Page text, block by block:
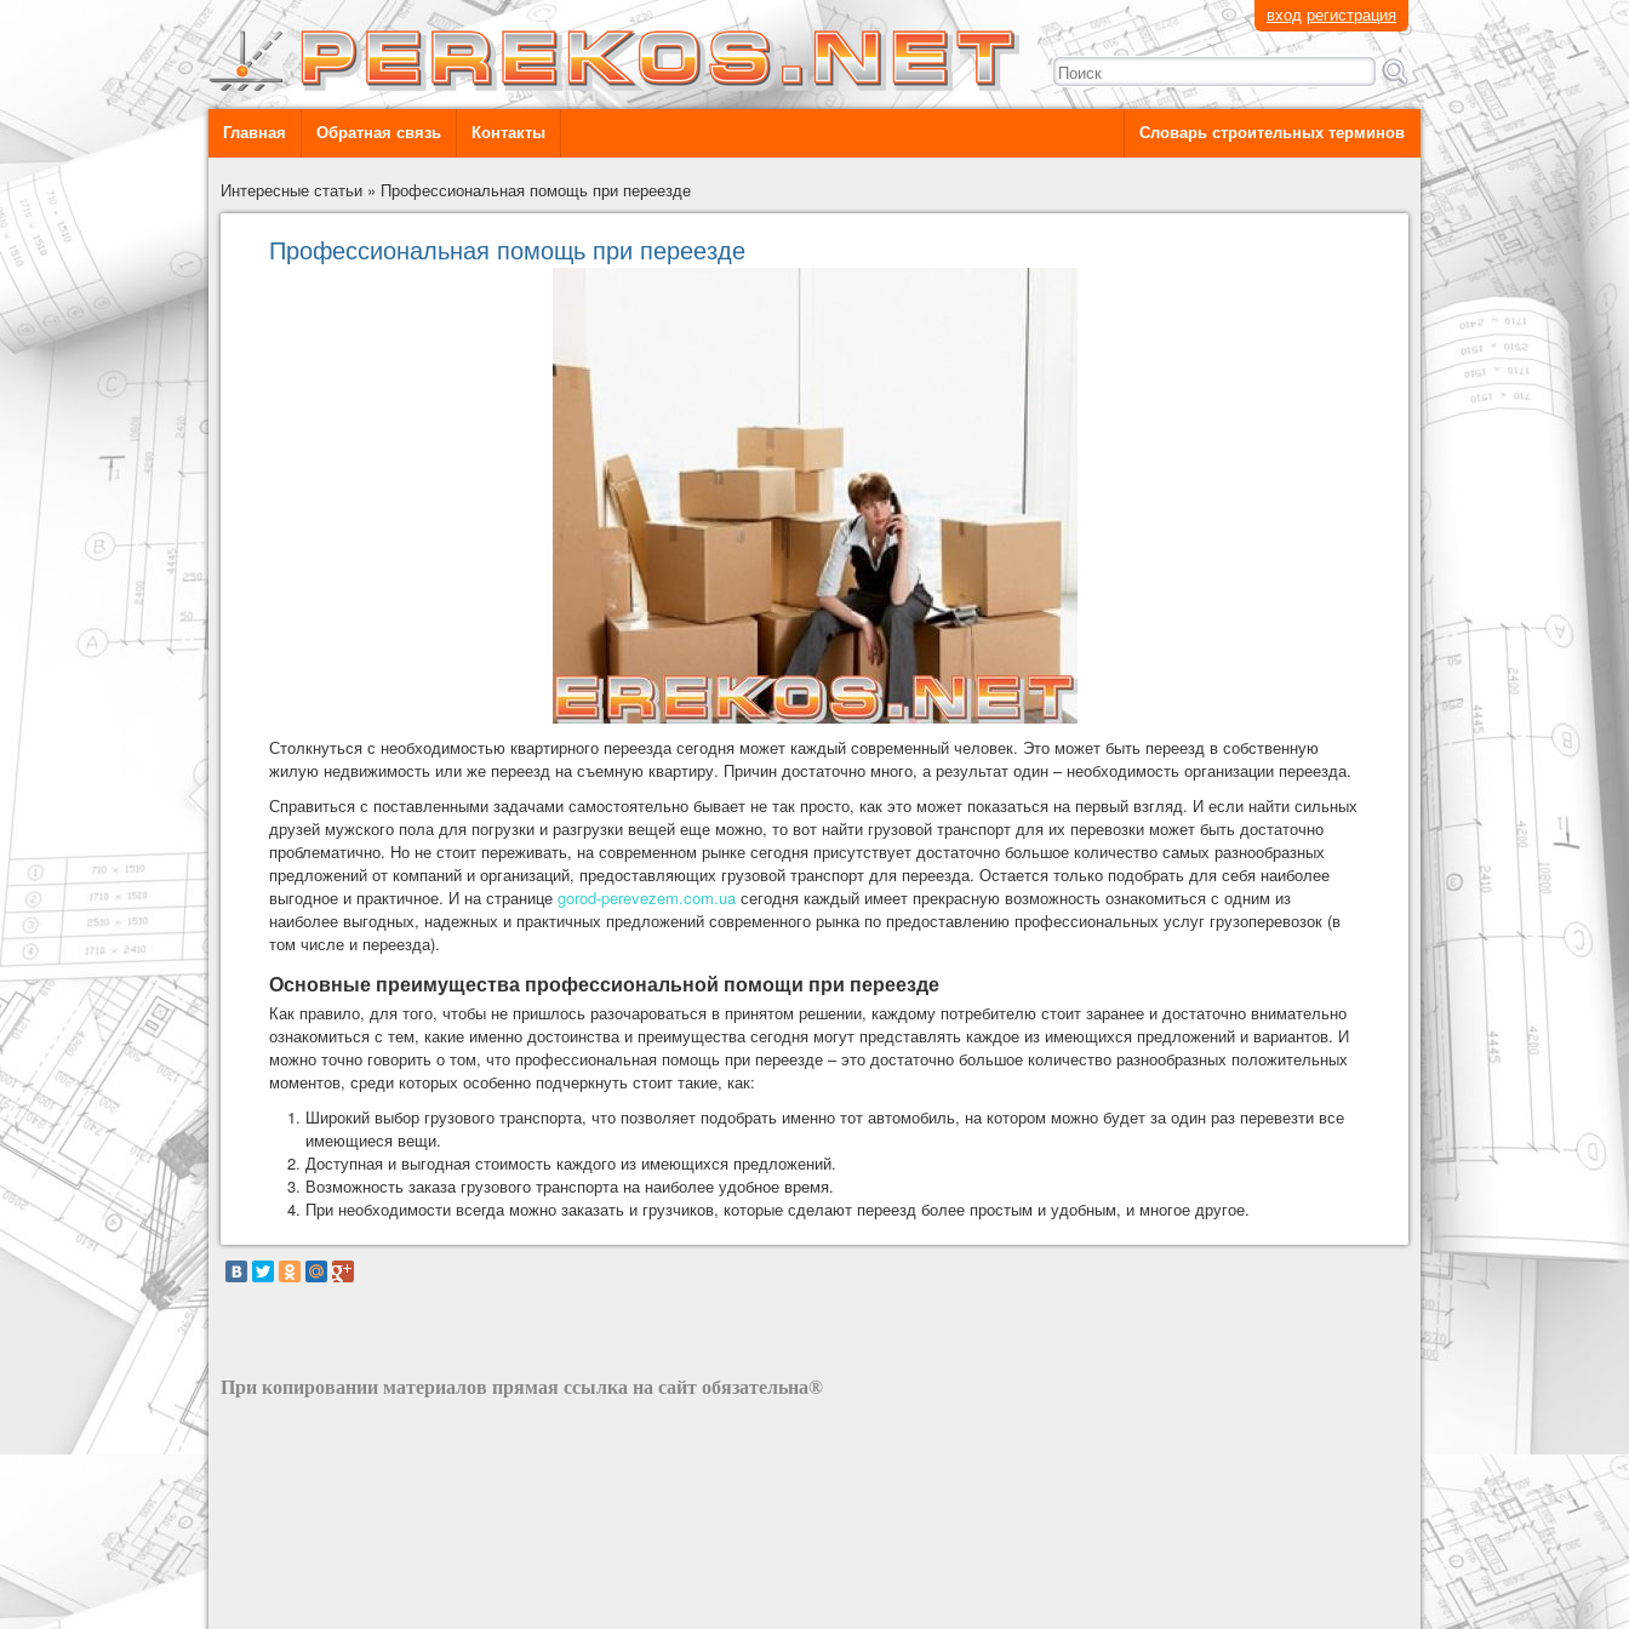
вход регистрация
Главная Обратная связь Контакты Словарь строительных терминов
Интересные статьи » Профессиональная помощь при переезде
Профессиональная помощь при переезде
Столкнуться с необходимостью квартирного переезда сегодня может каждый современный человек. Это может быть переезд в собственную
жилую недвижимость или же переезд на съемную квартиру. Причин достаточно много, а результат один – необходимость организации переезда.
Справиться с поставленными задачами самостоятельно бывает не так просто, как это может показаться на первый взгляд. И если найти сильных
друзей мужского пола для погрузки и разгрузки вещей еще можно, то вот найти грузовой транспорт для их перевозки может быть достаточно
проблематично. Но не стоит переживать, на современном рынке сегодня присутствует достаточно большое количество самых разнообразных
предложений от компаний и организаций, предоставляющих грузовой транспорт для переезда. Остается только подобрать для себя наиболее
выгодное и практичное. И на странице gorod-perevezem.com.ua сегодня каждый имеет прекрасную возможность ознакомиться с одним из
наиболее выгодных, надежных и практичных предложений современного рынка по предоставлению профессиональных услуг грузоперевозок (в
том числе и переезда).
Основные преимущества профессиональной помощи при переезде
Как правило, для того, чтобы не пришлось разочароваться в принятом решении, каждому потребителю стоит заранее и достаточно внимательно
ознакомиться с тем, какие именно достоинства и преимущества сегодня могут представлять каждое из имеющихся предложений и вариантов. И
можно точно говорить о том, что профессиональная помощь при переезде – это достаточно большое количество разнообразных положительных
моментов, среди которых особенно подчеркнуть стоит такие, как:
Широкий выбор грузового транспорта, что позволяет подобрать именно тот автомобиль, на котором можно будет за один раз перевезти все
имеющиеся вещи.
Доступная и выгодная стоимость каждого из имеющихся предложений.
Возможность заказа грузового транспорта на наиболее удобное время.
При необходимости всегда можно заказать и грузчиков, которые сделают переезд более простым и удобным, и многое другое.
При копировании материалов прямая ссылка на сайт обязательна®